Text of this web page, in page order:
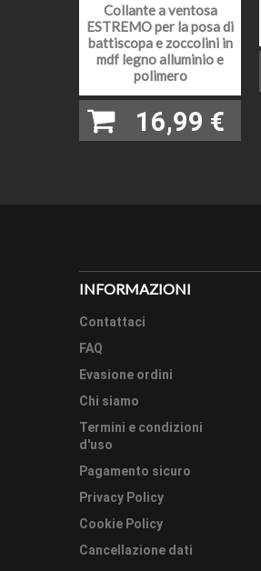
Collante a ventosa
ESTREMO per la posa di
battiscopa e zoccolini in
mdf legno alluminio e
polimero
16,99 €
INFORMAZIONI
Contattaci
FAQ
Evasione ordini
Chi siamo
Termini e condizioni
d'uso
Pagamento sicuro
Privacy Policy
Cookie Policy
Cancellazione dati